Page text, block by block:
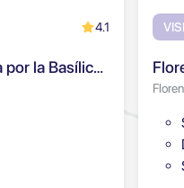
4.1
Florencia: Visita Autoguiada por la Basílica de Santa Croce